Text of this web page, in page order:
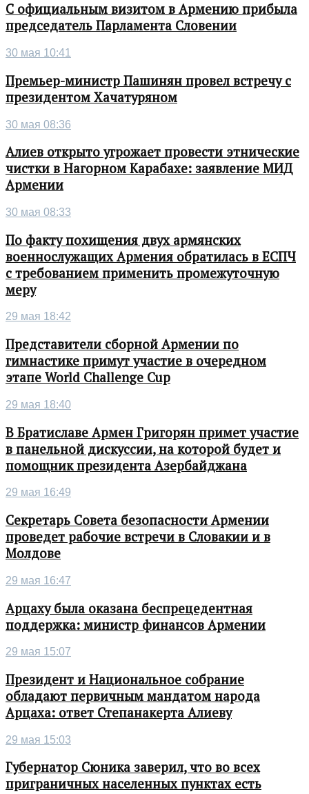
С официальным визитом в Армению прибыла
председатель Парламента Словении
30 мая 10:41
Премьер-министр Пашинян провел встречу с
президентом Хачатуряном
30 мая 08:36
Алиев открыто угрожает провести этнические
чистки в Нагорном Карабахе: заявление МИД
Армении
30 мая 08:33
По факту похищения двух армянских
военнослужащих Армения обратилась в ЕСПЧ
с требованием применить промежуточную
меру
29 мая 18:42
Представители сборной Армении по
гимнастике примут участие в очередном
этапе World Challenge Cup
29 мая 18:40
В Братиславе Армен Григорян примет участие
в панельной дискуссии, на которой будет и
помощник президента Азербайджана
29 мая 16:49
Секретарь Совета безопасности Армении
проведет рабочие встречи в Словакии и в
Молдове
29 мая 16:47
Арцаху была оказана беспрецедентная
поддержка: министр финансов Армении
29 мая 15:07
Президент и Национальное собрание
обладают первичным мандатом народа
Арцаха: ответ Степанакерта Алиеву
29 мая 15:03
Губернатор Сюника заверил, что во всех
приграничных населенных пунктах есть